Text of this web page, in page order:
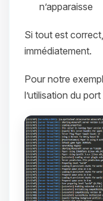
n’apparaisse
Si tout est
immédiatement.
Pour notre
l’utilisation du port